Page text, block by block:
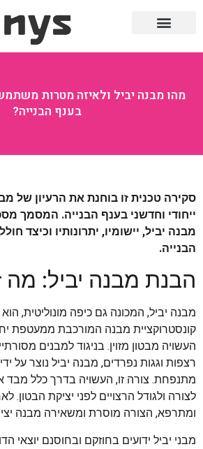
מהו מבנה יביל ולאיזה מטרות
בענף הבנייה?
סקירה טכנית זו בוחנת את הרעיון של
ייחודי וחדשני בענף הבנייה. המסמך
מבנה יביל, יישומיו, יתרונותיו וכיצד
הבנייה.
הבנת מבנה יביל: מה
מבנה יביל, המכונה גם כיפה מונוליטית, הוא
קונסטרוקציית מבנה המורכבת ממעטפת
העשויה מבטון מזוין. בניגוד למבנים
רצפות וגגות נפרדים, מבנה יביל נוצר על
מתנפחת. צורה זו, העשויה בדרך כלל מבד
לצורה ולגודל הרצויים לפני יציקת הבטון.
ומתרפא, הצורה מוסרת ומשאירה מבנה
מבני יביל ידועים בחוזקם ובחוסנם יוצאי